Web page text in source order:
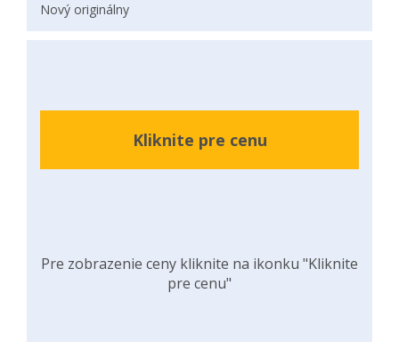
Nový originálny
Kliknite pre cenu
Pre zobrazenie ceny kliknite na ikonku "Kliknite
pre cenu"